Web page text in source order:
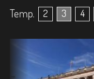
Temp. 2 3 4